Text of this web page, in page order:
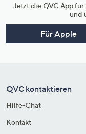
Jetzt die QVC App für
und
Für Apple
QVC kontaktieren
Hilfe-Chat
Kontakt